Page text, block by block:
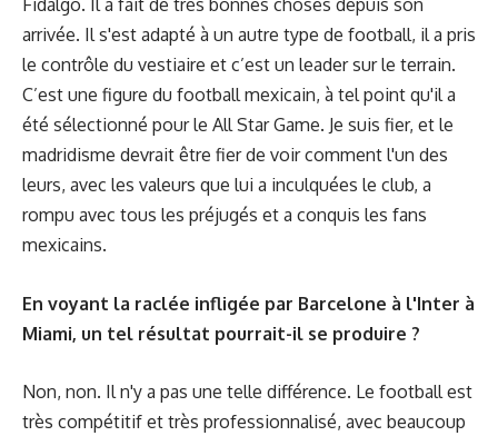
Fidalgo. Il a fait de très bonnes choses depuis son
arrivée. Il s'est adapté à un autre type de football, il a pris
le contrôle du vestiaire et c’est un leader sur le terrain.
C’est une figure du football mexicain, à tel point qu'il a
été sélectionné pour le All Star Game. Je suis fier, et le
madridisme devrait être fier de voir comment l'un des
leurs, avec les valeurs que lui a inculquées le club, a
rompu avec tous les préjugés et a conquis les fans
mexicains.
En voyant la raclée infligée par Barcelone à l'Inter à
Miami, un tel résultat pourrait-il se produire ?
Non, non. Il n'y a pas une telle différence. Le football est
très compétitif et très professionnalisé, avec beaucoup